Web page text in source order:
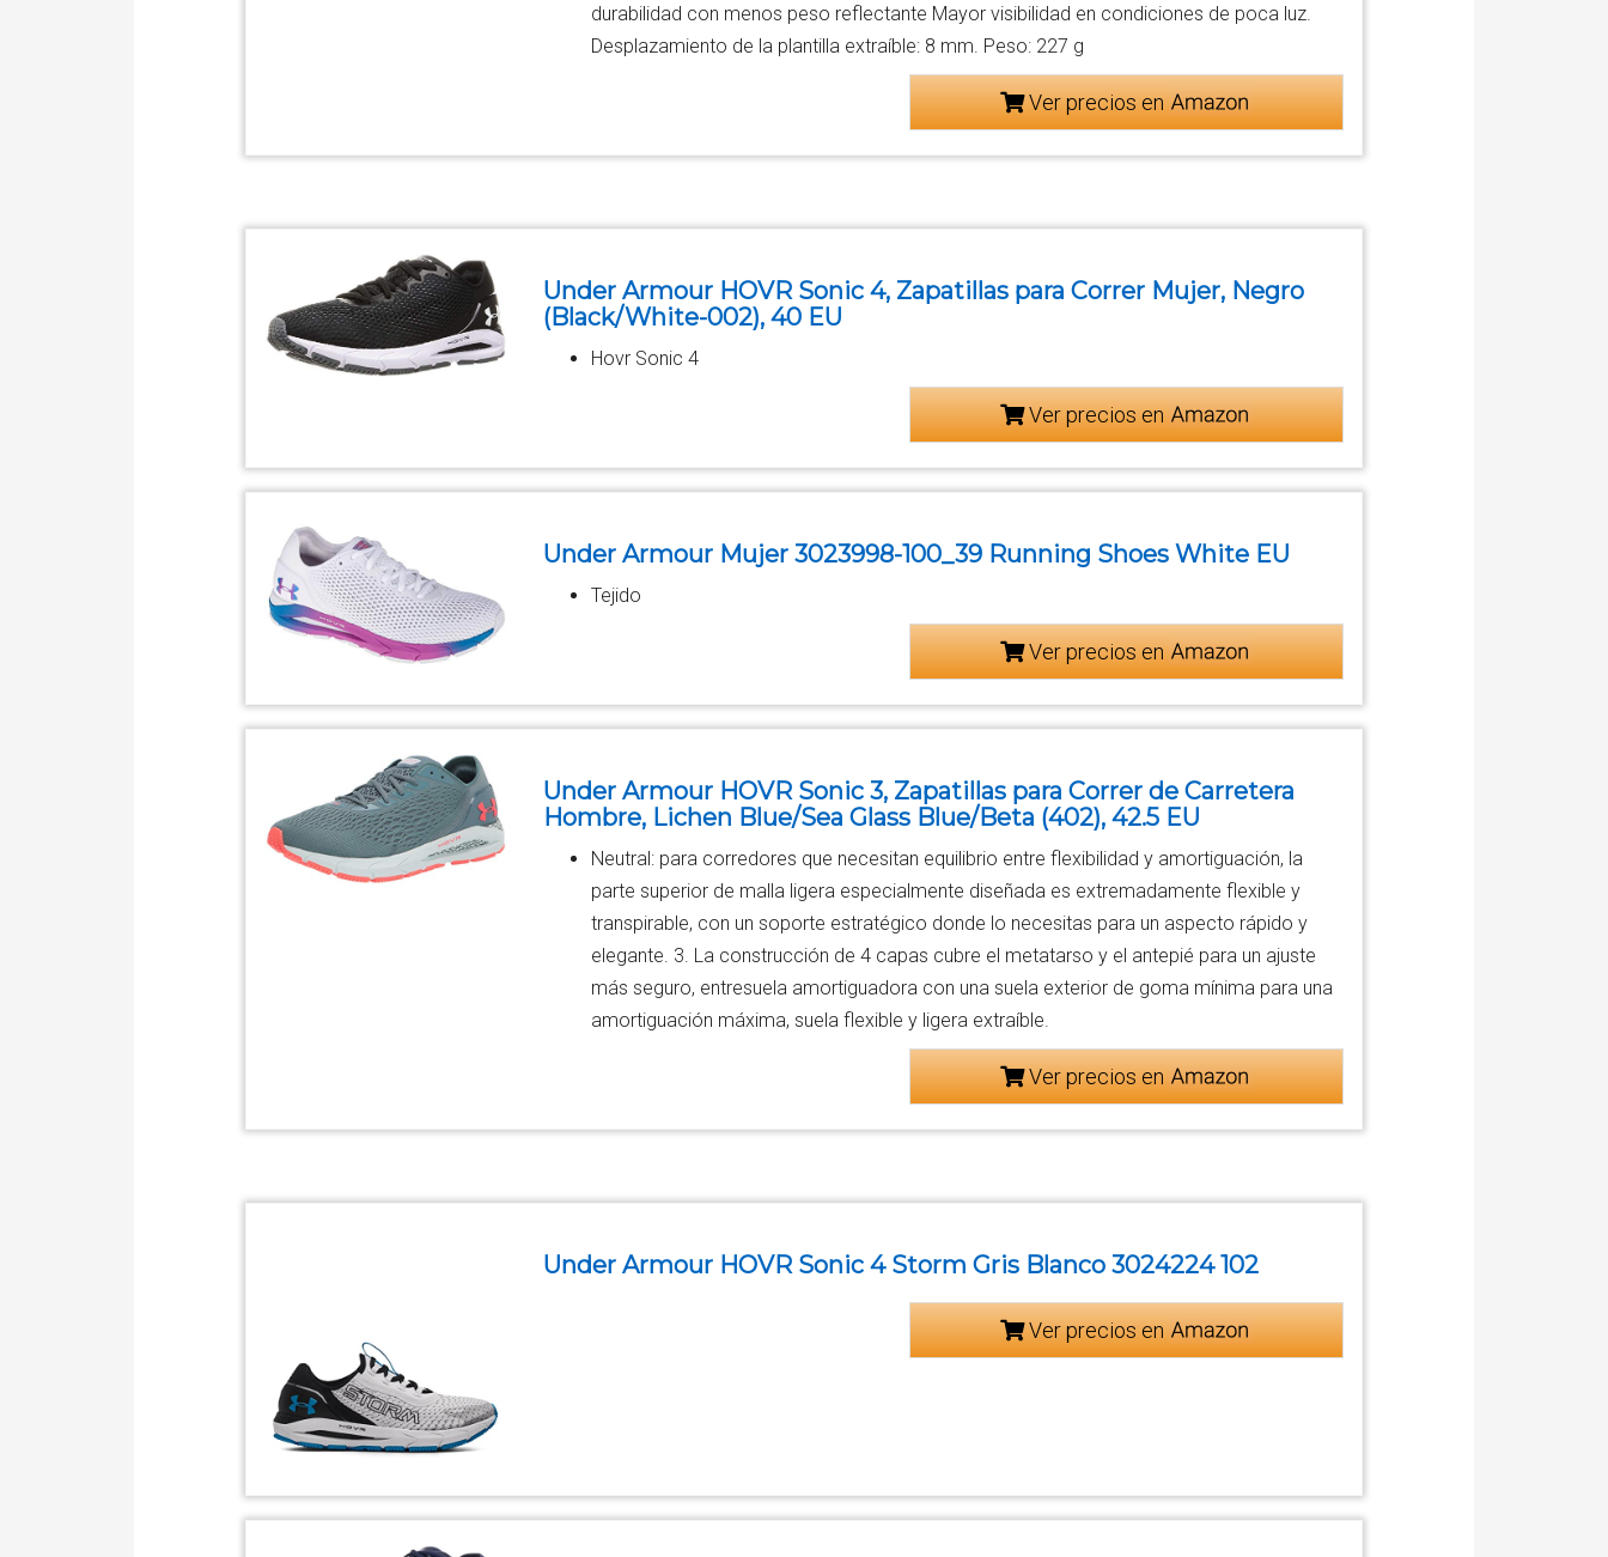
durabilidad con menos peso reflectante Mayor visibilidad en condiciones de poca luz.
Desplazamiento de la plantilla extraíble: 8 mm. Peso: 227 g
Ver precios en
Under Armour HOVR Sonic 4, Zapatillas para Correr Mujer, Negro
(Black/White-002), 40 EU
Hovr Sonic 4
Ver precios en
Under Armour Mujer 3023998-100_39 Running Shoes White EU
Tejido
Ver precios en
Under Armour HOVR Sonic 3, Zapatillas para Correr de Carretera
Hombre, Lichen Blue/Sea Glass Blue/Beta (402), 42.5 EU
Neutral: para corredores que necesitan equilibrio entre flexibilidad y amortiguación, la
parte superior de malla ligera especialmente diseñada es extremadamente flexible y
transpirable, con un soporte estratégico donde lo necesitas para un aspecto rápido y
elegante. 3. La construcción de 4 capas cubre el metatarso y el antepié para un ajuste
más seguro, entresuela amortiguadora con una suela exterior de goma mínima para una
amortiguación máxima, suela flexible y ligera extraíble.
Ver precios en
Under Armour HOVR Sonic 4 Storm Gris Blanco 3024224 102
Ver precios en